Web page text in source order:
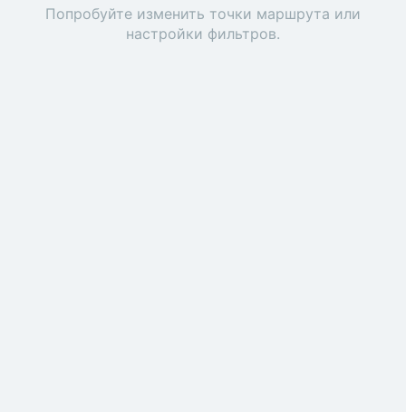
Попробуйте изменить точки маршрута или
настройки фильтров.